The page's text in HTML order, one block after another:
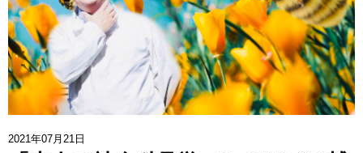
2021年07月21日
メディア一覧 >
協賛企業一覧 >
お問い合わせ >